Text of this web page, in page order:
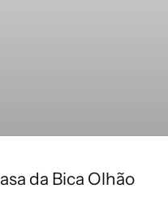
da Bica Olhão